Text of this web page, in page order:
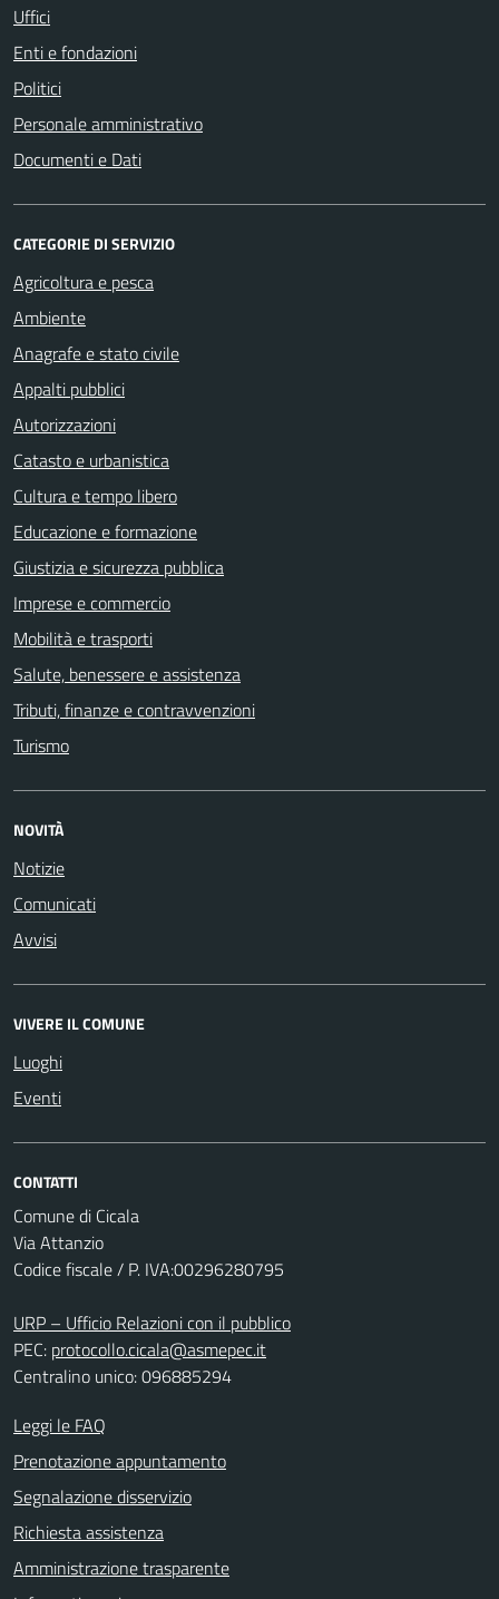
Uffici
Enti e fondazioni
Politici
Personale amministrativo
Documenti e Dati
CATEGORIE DI SERVIZIO
Agricoltura e pesca
Ambiente
Anagrafe e stato civile
Appalti pubblici
Autorizzazioni
Catasto e urbanistica
Cultura e tempo libero
Educazione e formazione
Giustizia e sicurezza pubblica
Imprese e commercio
Mobilità e trasporti
Salute, benessere e assistenza
Tributi, finanze e contravvenzioni
Turismo
NOVITÀ
Notizie
Comunicati
Avvisi
VIVERE IL COMUNE
Luoghi
Eventi
CONTATTI
Comune di Cicala
Via Attanzio
Codice fiscale / P. IVA:00296280795
URP – Ufficio Relazioni con il pubblico
PEC: protocollo.cicala@asmepec.it
Centralino unico: 096885294
Leggi le FAQ
Prenotazione appuntamento
Segnalazione disservizio
Richiesta assistenza
Amministrazione trasparente